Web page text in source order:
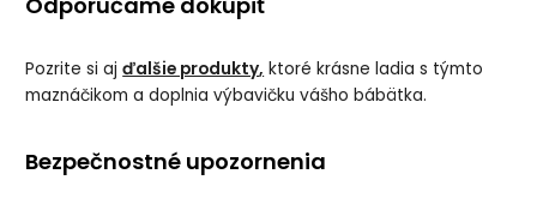
Pozrite si ajďalšie produkty, ktoré krásne ladia s týmto
maznáčikom a doplnia výbavičku vášho bábätka.
Bezpečnostné upozornenia